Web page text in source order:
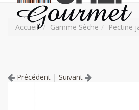
Accueil Gamme Sèche Pectine
Précédent | Suivant